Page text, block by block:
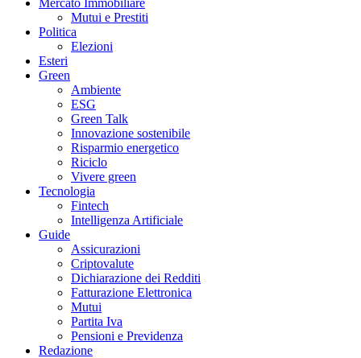
Mutui e Prestiti
Politica
Elezioni
Esteri
Green
Ambiente
ESG
Green Talk
Innovazione sostenibile
Risparmio energetico
Riciclo
Vivere green
Tecnologia
Fintech
Intelligenza Artificiale
Guide
Assicurazioni
Criptovalute
Dichiarazione dei Redditi
Fatturazione Elettronica
Mutui
Partita Iva
Pensioni e Previdenza
Redazione